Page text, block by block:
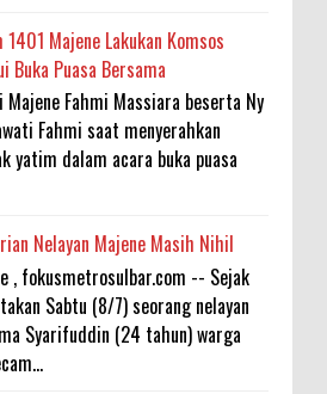
1401 Majene Lakukan Komsos
Buka Puasa Bersama
Majene Fahmi Massiara beserta Ny
Fahmi saat menyerahkan
yatim dalam acara buka puasa
Nelayan Majene Masih Nihil
, fokusmetrosulbar.com -- Sejak
Sabtu (8/7) seorang nelayan
Syarifuddin (24 tahun) warga